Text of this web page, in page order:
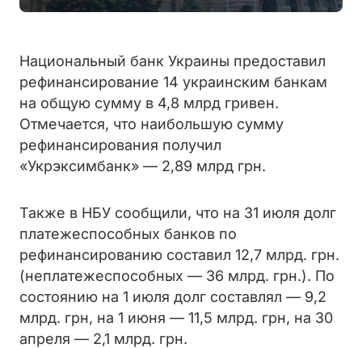
Национальный банк Украины предоставил
рефинансирование 14 украинским банкам
на общую сумму в 4,8 млрд гривен.
Отмечается, что наибольшую сумму
рефинансирования получил
«Укрэксимбанк» — 2,89 млрд грн.
Также в НБУ сообщили, что на 31 июля долг
платежеспособных банков по
рефинансированию составил 12,7 млрд. грн.
(неплатежеспособных — 36 млрд. грн.). По
состоянию на 1 июля долг составлял — 9,2
млрд. грн, на 1 июня — 11,5 млрд. грн, на 30
апреля — 2,1 млрд. грн.